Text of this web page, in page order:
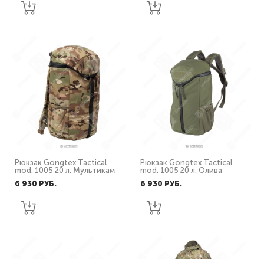
Рюкзак Gongtex Tactical
mod. 1005 20 л. Мультикам
6 930 PУБ.
Рюкзак Gongtex Tactical
mod. 1005 20 л. Олива
6 930 PУБ.